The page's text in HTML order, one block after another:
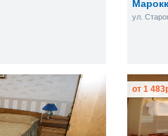
ул.
от 1 483